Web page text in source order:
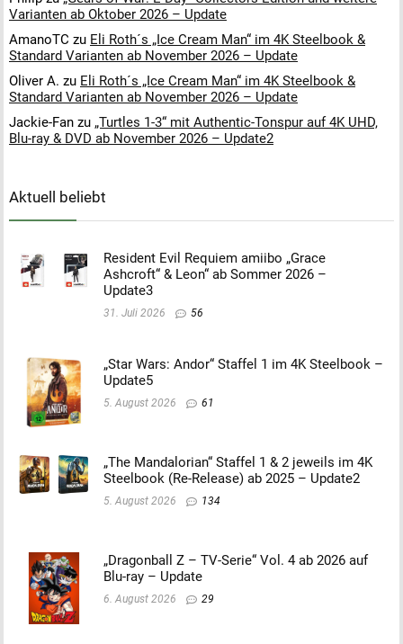
Varianten ab Oktober 2026 – Update
AmanoTC zu Eli Roth´s „Ice Cream Man“ im 4K Steelbook &
Standard Varianten ab November 2026 – Update
Oliver A. zu Eli Roth´s „Ice Cream Man“ im 4K Steelbook &
Standard Varianten ab November 2026 – Update
Jackie-Fan zu „Turtles 1-3“ mit Authentic-Tonspur auf 4K UHD,
Blu-ray & DVD ab November 2026 – Update2
Aktuell beliebt
Resident Evil Requiem amiibo „Grace
Ashcroft“ & Leon“ ab Sommer 2026 –
Update3
31. Juli 2026 56
„Star Wars: Andor“ Staffel 1 im 4K Steelbook –
Update5
5. August 2026 61
„The Mandalorian“ Staffel 1 & 2 jeweils im 4K
Steelbook (Re-Release) ab 2025 – Update2
5. August 2026 134
„Dragonball Z – TV-Serie“ Vol. 4 ab 2026 auf
Blu-ray – Update
6. August 2026 29